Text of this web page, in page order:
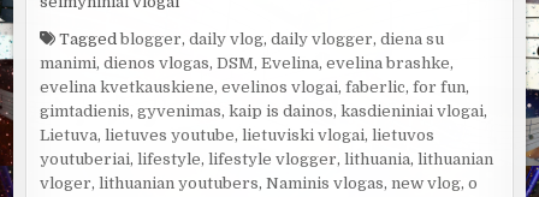
Taggedblogger,daily vlog,daily vlogger,diena su
manimi,dienos vlogas,DSM,Evelina,evelina brashke,
evelina kvetkauskiene,evelinos vlogai,faberlic,for fun,
gimtadienis,gyvenimas,kaip is dainos,kasdieniniai vlogai,
Lietuva,lietuves youtube,lietuviski vlogai,lietuvos
youtuberiai,lifestyle,lifestyle vlogger,lithuania,lithuanian
vloger,lithuanian youtubers,Naminis vlogas,new vlog,o